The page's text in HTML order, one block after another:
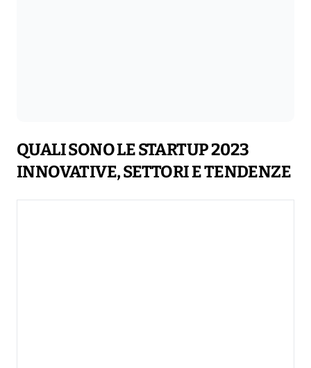
QUALI SONO LE STARTUP 2023
INNOVATIVE, SETTORI E TENDENZE